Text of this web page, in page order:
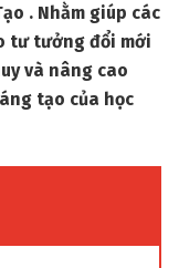
. Nhằm giúp các
tư tưởng đổi mới
và nâng cao
tạo của học